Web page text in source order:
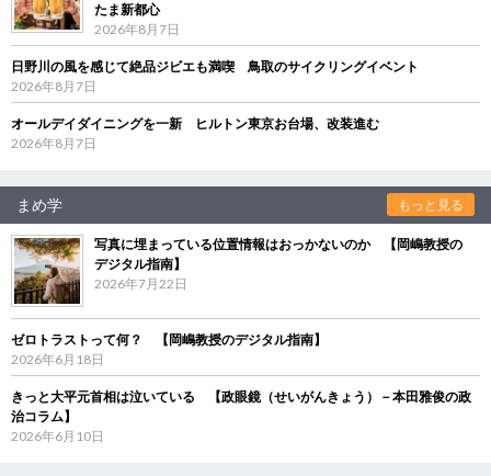
たま新都心
2026年8月7日
日野川の風を感じて絶品ジビエも満喫 鳥取のサイクリングイベント
2026年8月7日
オールデイダイニングを一新 ヒルトン東京お台場、改装進む
2026年8月7日
まめ学 もっと見る
写真に埋まっている位置情報はおっかないのか 【岡嶋教授の
デジタル指南】
2026年7月22日
ゼロトラストって何？ 【岡嶋教授のデジタル指南】
2026年6月18日
きっと大平元首相は泣いている 【政眼鏡（せいがんきょう）－本田雅俊の政
治コラム】
2026年6月10日